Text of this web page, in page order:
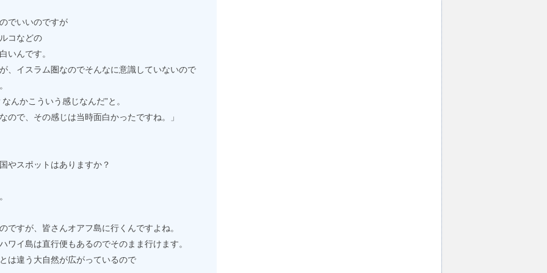
でいいのですが
コなどの
んです。
イスラム圏なのでそんなに意識していないので
んかこういう感じなんだ”と。
で、その感じは当時面白かったですね。」
やスポットはありますか？
すが、皆さんオアフ島に行くんですよね。
イ島は直行便もあるのでそのまま行けます。
違う大自然が広がっているので